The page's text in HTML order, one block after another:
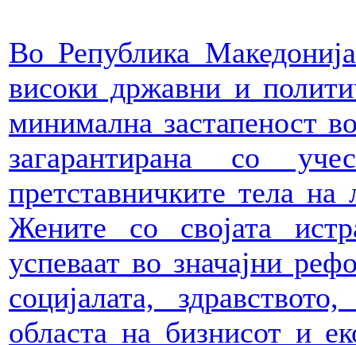
Во Република
високи државни и
минимална застапеност
загарантирана со
претставничките тела
Жените со својата
успеваат во значајни
социјалата,
областа на бизнисот и